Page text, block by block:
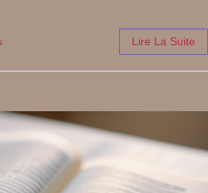
Lire La Suite